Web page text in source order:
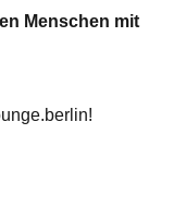
Menschen mit